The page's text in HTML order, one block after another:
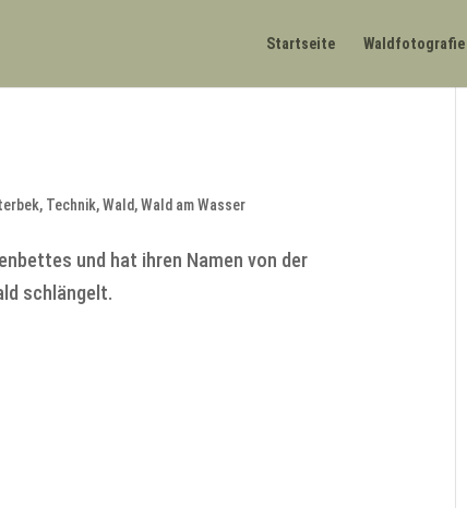
Startseite Waldfotografie
, Technik,Wald,Wald am Wasser
und hat ihren Namen von der
schlängelt.